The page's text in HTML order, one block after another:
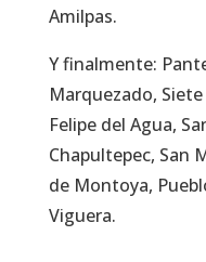
Amilpas.
Y finalmente:
Marquezado,
Felipe del Agua,
Chapultepec, San
de Montoya,
Viguera.